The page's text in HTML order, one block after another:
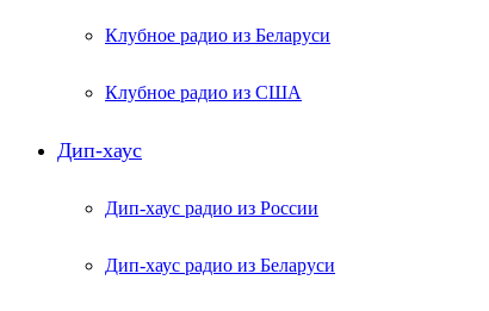
Клубное радио из Беларуси
Клубное радио из США
Дип-хаус
Дип-хаус радио из России
Дип-хаус радио из Беларуси